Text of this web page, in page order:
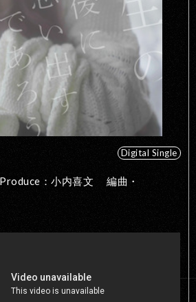
Digital Single
：小内喜文 編曲・